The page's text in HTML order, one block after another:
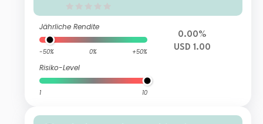
Jährliche Rendite
-50% 0% +50%
Risiko-Level
1 10
0.00%
USD 1.00